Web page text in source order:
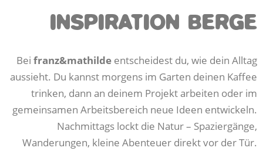
INSPIRATION BERGE
Bei franz&mathilde entscheidest du, wie dein Alltag
aussieht. Du kannst morgens im Garten deinen Kaffee
trinken, dann an deinem Projekt arbeiten oder im
gemeinsamen Arbeitsbereich neue Ideen entwickeln.
Nachmittags lockt die Natur – Spaziergänge,
Wanderungen, kleine Abenteuer direkt vor der Tür.